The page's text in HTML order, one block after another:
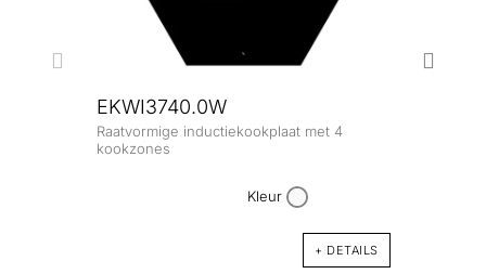
EKWI3740.0W
Raatvormige inductiekookplaat met 4
kookzones
Kleur
+ DETAILS